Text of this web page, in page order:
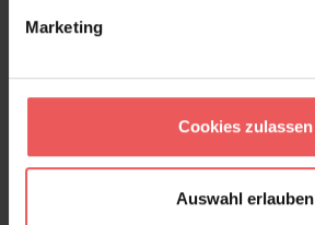
Marketing
Cookies zulassen
Auswahl erlauben